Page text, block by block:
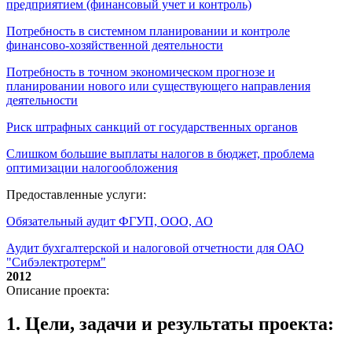
предприятием (финансовый учет и контроль)
Потребность в системном планировании и контроле
финансово-хозяйственной деятельности
Потребность в точном экономическом прогнозе и
планировании нового или существующего направления
деятельности
Риск штрафных санкций от государственных органов
Слишком большие выплаты налогов в бюджет, проблема
оптимизации налогообложения
Предоставленные услуги:
Обязательный аудит ФГУП, ООО, АО
Аудит бухгалтерской и налоговой отчетности для ОАО
"Сибэлектротерм"
2012
Описание проекта:
1. Цели, задачи и результаты проекта: